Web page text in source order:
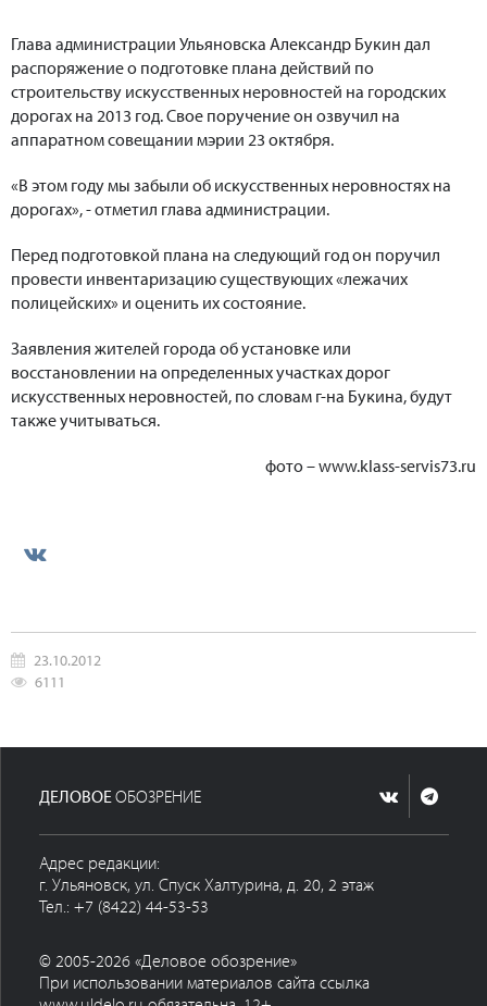
Глава администрации Ульяновска Александр Букин дал
распоряжение о подготовке плана действий по
строительству искусственных неровностей на городских
дорогах на 2013 год. Свое поручение он озвучил на
аппаратном совещании мэрии 23 октября.
«В этом году мы забыли об искусственных неровностях на
дорогах», - отметил глава администрации.
Перед подготовкой плана на следующий год он поручил
провести инвентаризацию существующих «лежачих
полицейских» и оценить их состояние.
Заявления жителей города об установке или
восстановлении на определенных участках дорог
искусственных неровностей, по словам г-на Букина, будут
также учитываться.
фото – www.klass-servis73.ru
23.10.2012
6111
ДЕЛОВОЕ ОБОЗРЕНИЕ
Адрес редакции:
г. Ульяновск, ул. Спуск Халтурина, д. 20, 2 этаж
Тел.: +7 (8422) 44-53-53
© 2005-2026 «Деловое обозрение»
При использовании материалов сайта ссылка